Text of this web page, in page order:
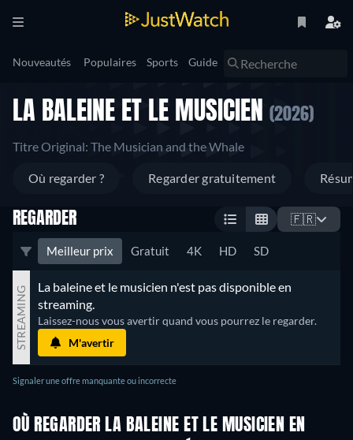
Nouveautés Populaires Sports Guide
LA BALEINE ET LE MUSICIEN (2026)
Titre Original: The Musician and the Whale
Où regarder ? Regarder gratuitement
REGARDER 🇫🇷
Meilleur prix Gratuit 4K HD SD
STREAMING
La baleine et le musicien n'est pas disponible en
streaming.
Laissez-nous vous avertir quand vous pourrez le regarder.
M'avertir
Signaler une offre manquante ou incorrecte
OÙ REGARDER LA BALEINE ET LE MUSICIEN EN